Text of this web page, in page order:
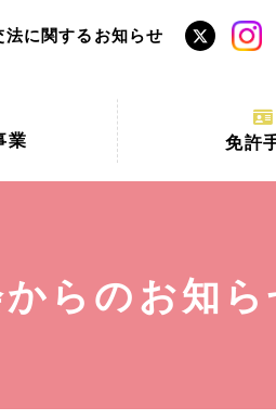
法に関するお知らせ
業
センター事業
事業
免許
手続場所の対
講習時間
らのお知ら